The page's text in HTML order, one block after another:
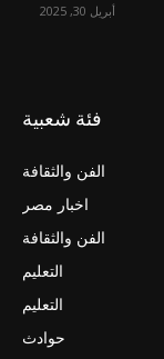
أبريل 30, 2025
فئة شعبية
الفن والثقافة
اخبار مصر
الفن والثقافة
التعليم
التعليم
حوادث